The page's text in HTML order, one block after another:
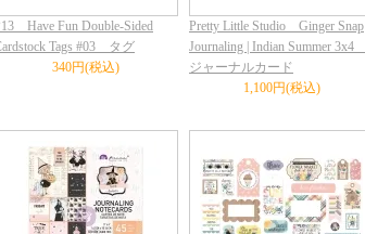
Have Fun Double-Sided
Tags #03 タグ
340円(税込)
Pretty Little Studio Ginger Snap
Journaling | Indian Summer 3x4
ジャーナルカード
1,100円(税込)